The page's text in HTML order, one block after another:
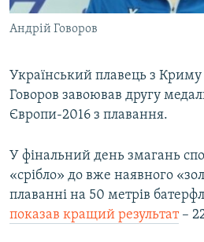
УКРАЇНСЬКА ПРОБЛЕМА КРИМУ
ІНФОГРАФІКА
ДОЛУЧАЙСЯ!
Усі сайти RFE/RL
Андрій Говоров
Український плавець з
Говоров завоював другу
Європи-2016 з плавання.
У фінальний день змагань
«срібло» до вже наявного
плаванні на 50 метрів
показав кращий результат–